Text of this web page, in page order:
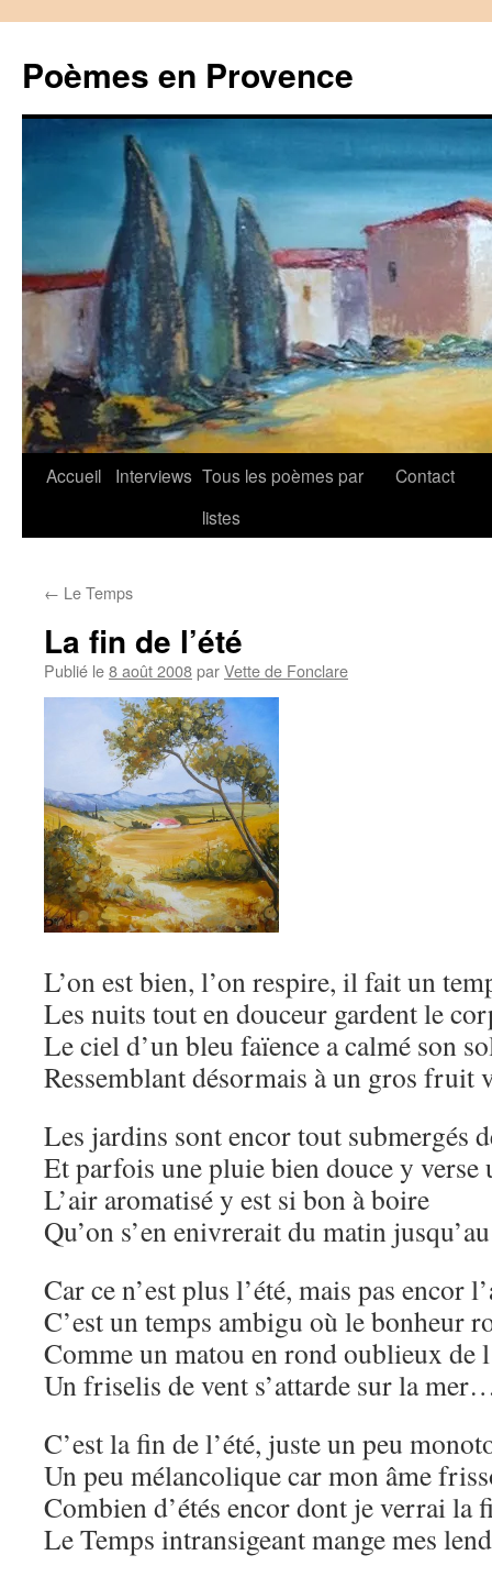
contenu
Poèmes en Provence
Accueil Interviews Tous les poèmes par
listes
Contact
← Le Temps
La fin de l’été
Publié le8 août 2008parVette de Fonclare
L’on est bien, l’on respire, il fait un
Les nuits tout en douceur gardent le
Le ciel d’un bleu faïence a calmé son
Ressemblant désormais à un gros fruit
Les jardins sont encor tout submergés
Et parfois une pluie bien douce y verse
L’air aromatisé y est si bon à boire
Qu’on s’en enivrerait du matin
Car ce n’est plus l’été, mais pas encor
C’est un temps ambigu où le bonheur
Comme un matou en rond oublieux de
Un friselis de vent s’attarde sur la
C’est la fin de l’été, juste un peu
Un peu mélancolique car mon âme
Combien d’étés encor dont je verrai la
Le Temps intransigeant mange mes